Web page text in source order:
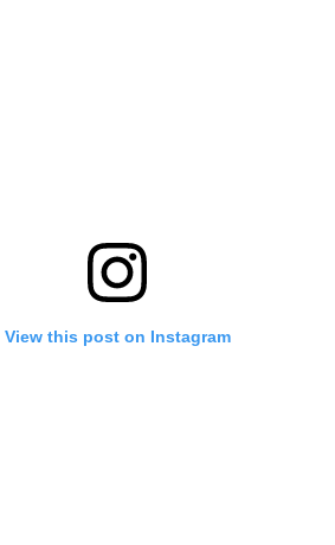
View this post on Instagram